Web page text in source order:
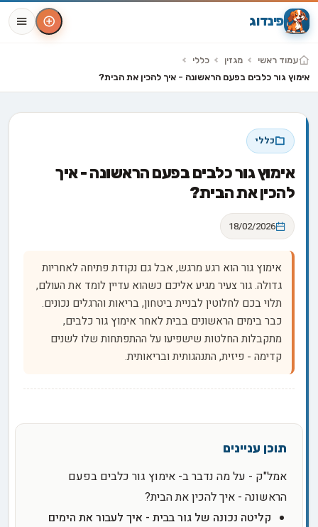
פינדוג
עמוד ראשי מגזין
כללי
אימוץ גור כלבים בפעם הראשונה - איך להכין את הבית?
כללי
אימוץ גור כלבים בפעם הראשונה - איך
להכין את הבית?
18/02/2026
אימוץ גור הוא רגע מרגש, אבל גם נקודת פתיחה לאחריות
גדולה. גור צעיר מגיע אליכם כשהוא עדיין לומד את העולם,
תלוי בכם לחלוטין לבניית ביטחון, בריאות והרגלים נכונים.
כבר בימים הראשונים בבית לאחר אימוץ גור כלבים,
מתקבלות החלטות שישפיעו על ההתפתחות שלו לשנים
קדימה - פיזית, התנהגותית ובריאותית.
אמל"ק - על מה נדבר ב- אימוץ גור כלבים בפעם
הראשונה - איך להכין את הבית?
קליטה נכונה של גור בבית - איך לעבור את הימים